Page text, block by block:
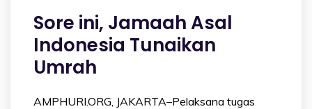
Sore ini, Jamaah Asal
Indonesia Tunaikan
Umrah
AMPHURI.ORG, JAKARTA–Pelaksana tugas